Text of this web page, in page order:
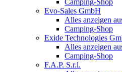
Camping-Shop
Evo-Sales GmbH
Alles anzeigen
Camping-Shop
Exide Technologies
Alles anzeigen
Camping-Shop
F.A.P. S.r.l.